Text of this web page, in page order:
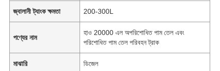
জ্বালানী ট্যাংক ক্ষমতা 200-300L
পণ্যের নাম
হাও 20000 এল অপরিশোধিত পাম তেল এবং
পরিশোধিত পাম তেল পরিবহন ট্রাক
মাঝারি ডিজেল